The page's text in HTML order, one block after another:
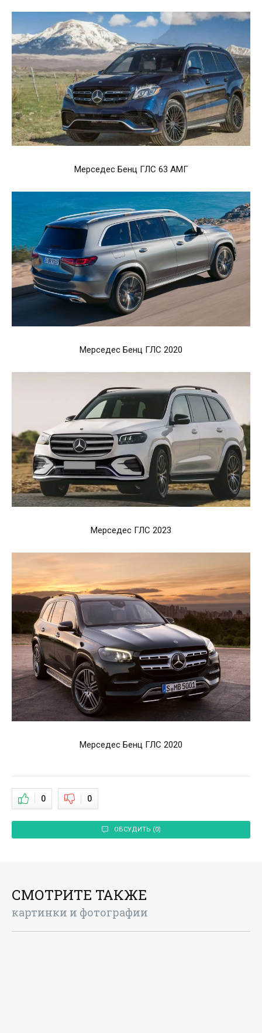
Мерседес Бенц ГЛС 63 АМГ
Мерседес Бенц ГЛС 2020
Мерседес ГЛС 2023
Мерседес Бенц ГЛС 2020
0 0
ОБСУДИТЬ (0)
СМОТРИТЕ ТАКЖЕ
картинки и фотографии